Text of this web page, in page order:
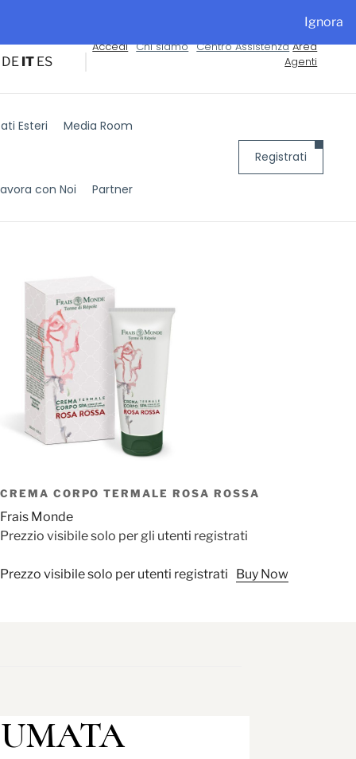
Ignora
DE IT ES
Accedi Chi siamo Centro Assistenza Area
Agenti
Esteri Media Room
con Noi Partner
Registrati
CREMA CORPO TERMALE ROSA ROSSA
Frais Monde
Prezzio visibile solo per gli utenti registrati
Prezzo visibile solo per utenti registrati Buy Now